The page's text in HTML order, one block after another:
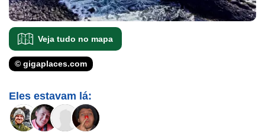
Veja tudo no mapa
© gigaplaces.com
Eles estavam lá: